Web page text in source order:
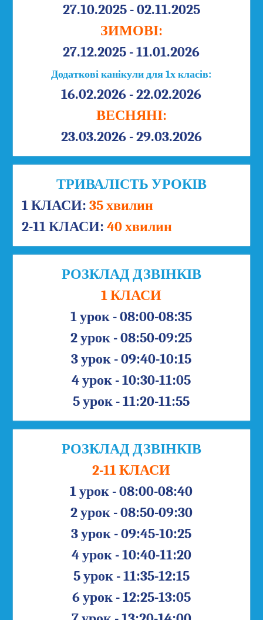
27.10.2025 - 02.11.2025
ЗИМОВІ:
27.12.2025 - 11.01.2026
Додаткові канікули для 1х класів:
16.02.2026 - 22.02.2026
ВЕСНЯНІ:
23.03.2026 - 29.03.2026
ТРИВАЛІСТЬ УРОКІВ
1 КЛАСИ: 35 хвилин
2-11 КЛАСИ: 40 хвилин
РОЗКЛАД ДЗВІНКІВ
1 КЛАСИ
1 урок - 08:00-08:35
2 урок - 08:50-09:25
3 урок - 09:40-10:15
4 урок - 10:30-11:05
5 урок - 11:20-11:55
РОЗКЛАД ДЗВІНКІВ
2-11 КЛАСИ
1 урок - 08:00-08:40
2 урок - 08:50-09:30
3 урок - 09:45-10:25
4 урок - 10:40-11:20
5 урок - 11:35-12:15
6 урок - 12:25-13:05